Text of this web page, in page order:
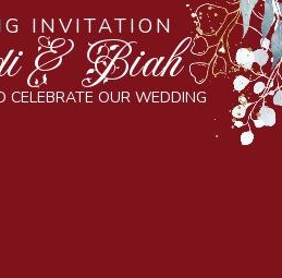
INVITATION
& Biah
CELEBRATE OUR WEDDING